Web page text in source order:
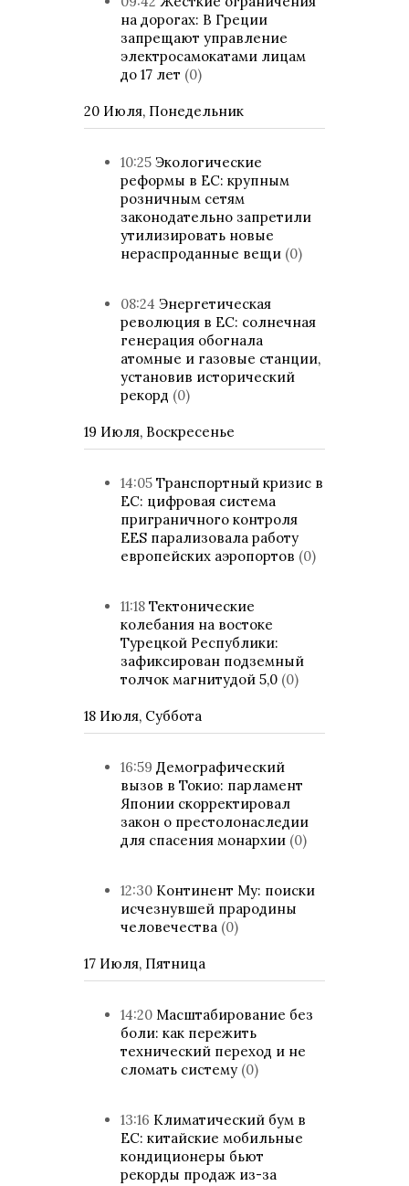
на дорогах: В Греции
запрещают управление
электросамокатами лицам
до 17 лет (0)
20 Июля, Понедельник
10:25 Экологические
реформы в ЕС: крупным
розничным сетям
законодательно запретили
утилизировать новые
нераспроданные вещи (0)
08:24 Энергетическая
революция в ЕС: солнечная
генерация обогнала
атомные и газовые станции,
установив исторический
рекорд (0)
19 Июля, Воскресенье
14:05 Транспортный кризис в
ЕС: цифровая система
приграничного контроля
EES парализовала работу
европейских аэропортов (0)
11:18 Тектонические
колебания на востоке
Турецкой Республики:
зафиксирован подземный
толчок магнитудой 5,0 (0)
18 Июля, Суббота
16:59 Демографический
вызов в Токио: парламент
Японии скорректировал
закон о престолонаследии
для спасения монархии (0)
12:30 Континент Му: поиски
исчезнувшей прародины
человечества (0)
17 Июля, Пятница
14:20 Масштабирование без
боли: как пережить
технический переход и не
сломать систему (0)
13:16 Климатический бум в
ЕС: китайские мобильные
кондиционеры бьют
рекорды продаж из-за